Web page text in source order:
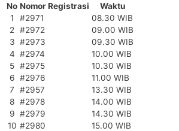
No Nomor Registrasi
Waktu
1
#2971
08.30 WIB
2
#2972
09.00 WIB
3 #2973
09.30 WIB
4 #2974
10.00 WIB
5 #2975
10.30 WIB
6 #2976
11.00 WIB
7
#2957
13.30 WIB
8 #2978
14.00 WIB
9 #2979
14.30 WIB
10 #2980
15.00 WIB